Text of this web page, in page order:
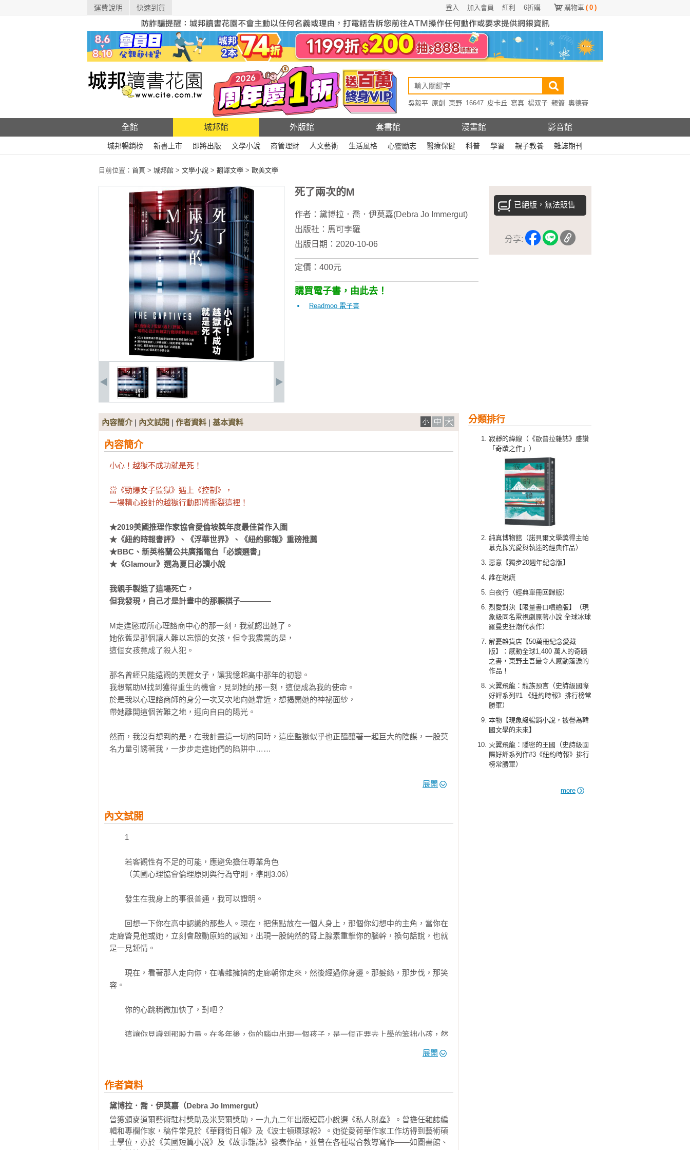
運費說明 快速到貨 購物車 ( 0 )
6折購
紅利
加入會員
登入
吳毅平 原創 東野 16647 皮卡丘 寫真 楊双子 親簽 奧德賽
全館 城邦館 外版館 套書館 漫畫館 影音館
城邦暢銷榜 新書上市 即將出版 文學小說 商管理財 人文藝術 生活風格 心靈勵志 醫療保健 科普 學習 親子教養 雜誌期刊
目前位置： 首頁 > 城邦館 > 文學小說 > 翻譯文學 > 歐美文學
已絕版，無法販售
分享:
死了兩次的M
作者： 黛博拉．喬．伊莫嘉(Debra Jo Immergut)
出版社： 馬可孛羅
出版日期：2020-10-06
定價：400元
購買電子書，由此去！
Readmoo 電子書
分類排行
寂靜的緯線（《歐普拉雜誌》盛讚
「奇蹟之作」）
純真博物館（諾貝爾文學獎得主帕
慕克探究愛與執迷的經典作品）
惡意【獨步20週年紀念版】
誰在說謊
白夜行（經典單冊回歸版）
烈愛對決【限量書口噴繪版】（現
象級同名電視劇原著小說 全球冰球
羅曼史狂潮代表作）
解憂雜貨店【50萬冊紀念愛藏
版】：感動全球1,400 萬人的奇蹟
之書，東野圭吾最令人感動落淚的
作品！
火翼飛龍：龍族預言（史詩級國際
好評系列#1 《紐約時報》排行榜常
勝軍）
本物【現象級暢銷小說，被譽為韓
國文學的未來】
火翼飛龍：隱密的王國（史詩級國
際好評系列作#3《紐約時報》排行
榜常勝軍）
more
內容簡介| 內文試閱 | 作者資料 | 基本資料
內容簡介
小心！越獄不成功就是死！
當《勁爆女子監獄》遇上《控制》，
一場精心設計的越獄行動即將撕裂這裡！
★2019美國推理作家協會愛倫坡獎年度最佳首作入圍
★《紐約時報書評》、《浮華世界》、《紐約郵報》重磅推薦
★BBC、新英格蘭公共廣播電台「必讀選書」
★《Glamour》選為夏日必讀小說
我親手製造了這場死亡，
但我發現，自己才是計畫中的那顆棋子————
M走進懲戒所心理諮商中心的那一刻，我就認出她了。
她依舊是那個讓人難以忘懷的女孩，但令我震驚的是，
這個女孩竟成了殺人犯。
那名曾經只能遠觀的美麗女子，讓我憶起高中那年的初戀。
我想幫助M找到獲得重生的機會，見到她的那一刻，這便成為我的使命。
於是我以心理諮商師的身分一次又次地向她靠近，想揭開她的神祕面紗，
帶她離開這個苦難之地，迎向自由的陽光。
然而，我沒有想到的是，在我計畫這一切的同時，這座監獄似乎也正醞釀著一起巨大的陰謀，一股莫
名力量引誘著我，一步步走進她們的陷阱中……
伊莫嘉令人驚艷的出道作，其充滿大膽驚奇的情緒，在兩個主角之間來回角力，兩人之間無法預測的
未來、說不出口的過去，在其中互相呼應，層層疊疊組成一個劇情高漲緊湊的心理懸疑佳作。
伊莫嘉引人入勝的懸疑小說，讓主角們陷入「痴迷」和「控制」中，朝向出奇但令人滿意的結局前
——《圖書館雜誌》
故事一路加速抵達出乎意料的結局，往前疾衝從未停下的劇情拉著讀者全程體驗，伊莫嘉用兩個不應
在一起的人物，旋轉出高潮迭起、揪緊人心的精彩故事。
——科克斯評論
兩個不應在一起的人，從敏銳的心理博弈，演變成令人驚豔的處女作，一部緊繃的心理劇，探討了角
色對無法想像的未來和無法言說的過去的細微沉思。
驚肉跳的結局出現。伊莫嘉的黑色文學品牌精巧地交織了觀點、聲音和時間變化，對話像切割玻璃一
開始於描寫兩個人在脆弱時刻相遇時的情景，卻轉變成劇情精彩、結局出人意料之外的故事。
——《浮華世界》
展開
內文試閱
1
若客觀性有不足的可能，應避免擔任專業角色
（美國心理協會倫理原則與行為守則，準則3.06）
發生在我身上的事很普通，我可以證明。
回想一下你在高中認識的那些人。現在，把焦點放在一個人身上，那個你幻想中的主角，當你在
走廊瞥見他或她，立刻會啟動原始的感知，出現一股純然的腎上腺素重擊你的腦幹，換句話說，也就
是一見鍾情。
現在，看著那人走向你，在嘈雜擁擠的走廊朝你走來，然後經過你身邊。那髮絲，那步伐，那笑
容。
你的心跳稍微加快了，對吧？
這讓你見識到那股力量。在多年後，你的腦中出現一個孩子，是一個正要去上學的笨拙小孩，然
中心辦公室裡，這是一間女子監獄，週一早上你上班遲到了，沒有時間重看手上的檔案，甚至對行程
表瞥上一眼。接著，當日第一名囚犯走進來，身穿州政府發放的黃色制服。
她就是那個人。
展開
作者資料
黛博拉．喬．伊莫嘉（Debra Jo Immergut）
曾獲頒麥道爾藝術駐村獎助及米契爾獎助，一九九二年出版短篇小說選《私人財產》。曾擔任雜誌編
輯和專欄作家，稿件常見於《華爾街日報》及《波士頓環球報》。她從愛荷華作家工作坊得到藝術碩
士學位，亦於《美國短篇小說》及《故事雜誌》發表作品，並曾在各種場合教導寫作——如圖書館、